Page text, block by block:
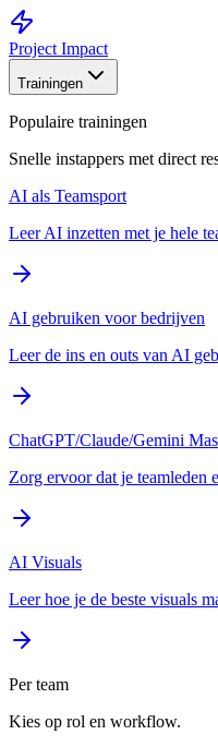
Project Impact
Trainingen
Populaire trainingen
Snelle instappers met direct
AI als Teamsport
Leer AI inzetten met je hele
AI gebruiken voor bedrijven
Leer de ins en outs van AI
ChatGPT/Claude/Gemini
Zorg ervoor dat je teamleden
AI Visuals
Leer hoe je de beste visuals
Per team
Kies op rol en workflow.